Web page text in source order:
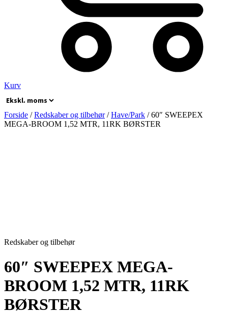
Kurv
Forside /Redskaber og tilbehør/Have/Park / 60″ SWEEPEX
MEGA-BROOM 1,52 MTR, 11RK BØRSTER
Redskaber og tilbehør
60″ SWEEPEX MEGA-
BROOM 1,52 MTR, 11RK
BØRSTER